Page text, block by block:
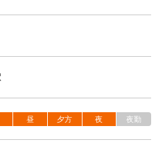
昼 夕方 夜 夜勤